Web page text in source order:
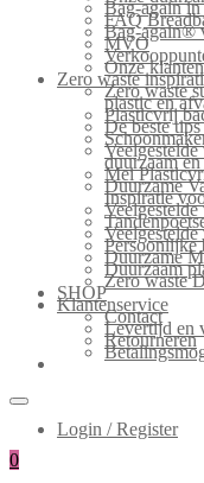
Bag-again in
FAQ
Bag-again®
MVO
Onze klanten
Zero waste
Zero waste
plastic en
Plasticvrij
De beste
duurzaam
Mei
Duurzame
Inspiratie
Persoonlijke
Duurzame
Duurzaam
Zero waste
SHOP
Klantenservice
Contact
Levertijd en
Retourneren
Login / Register
0